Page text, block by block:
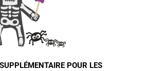
POUR LES